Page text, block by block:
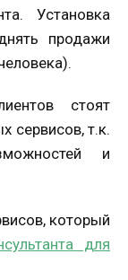
Установка
продажи
стоят
сервисов, т.к.
и
который
для